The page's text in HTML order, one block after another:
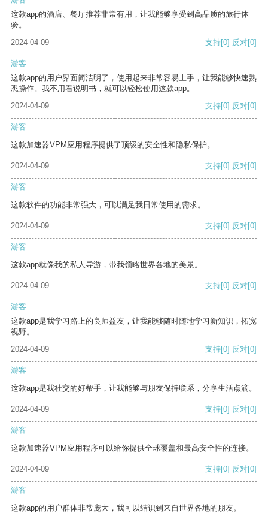
这款app的酒店、餐厅推荐非常有用，让我能够享受到高品质的旅行体
验。
2024-04-09
支持[0] 反对[0]
游客
这款app的用户界面简洁明了，使用起来非常容易上手，让我能够快速熟
悉操作。我不用看说明书，就可以轻松使用这款app。
2024-04-09
支持[0] 反对[0]
游客
这款加速器VPM应用程序提供了顶级的安全性和隐私保护。
2024-04-09 支持[0] 反对[0]
游客
这款软件的功能非常强大，可以满足我日常使用的需求。
2024-04-09 支持[0] 反对[0]
游客
这款app就像我的私人导游，带我领略世界各地的美景。
2024-04-09 支持[0] 反对[0]
游客
这款app是我学习路上的良师益友，让我能够随时随地学习新知识，拓宽
视野。
2024-04-09
支持[0] 反对[0]
游客
这款app是我社交的好帮手，让我能够与朋友保持联系，分享生活点滴。
2024-04-09 支持[0] 反对[0]
游客
这款加速器VPM应用程序可以给你提供全球覆盖和最高安全性的连接。
2024-04-09 支持[0] 反对[0]
游客
这款app的用户群体非常庞大，我可以结识到来自世界各地的朋友。